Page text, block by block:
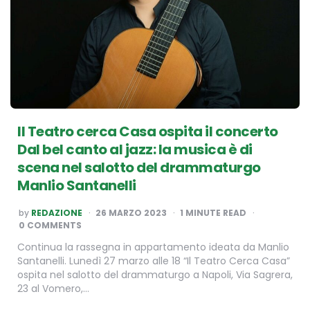
Il Teatro cerca Casa ospita il concerto
Dal bel canto al jazz: la musica è di
scena nel salotto del drammaturgo
Manlio Santanelli
POSTED
BY
by REDAZIONE 26 MARZO 2023 1 MINUTE READ
0 COMMENTS
Continua la rassegna in appartamento ideata da Manlio
Santanelli. Lunedì 27 marzo alle 18 “Il Teatro Cerca Casa”
ospita nel salotto del drammaturgo a Napoli, Via Sagrera,
23 al Vomero,…